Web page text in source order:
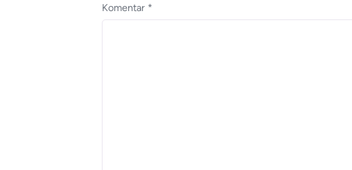
Komentar *